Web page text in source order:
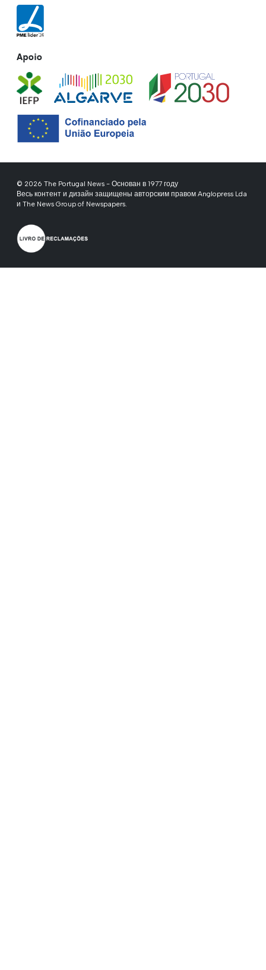
Apoio
© 2026 The Portugal News - Основан в 1977 году
Весь контент и дизайн защищены авторским правом Anglopress Lda
и The News Group of Newspapers.